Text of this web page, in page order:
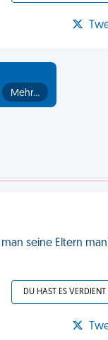
Mehr…
seine Eltern
DU HAST ES VERDIENT